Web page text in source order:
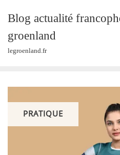
content
Blog actualité
groenland
legroenland.fr
PRATIQUE